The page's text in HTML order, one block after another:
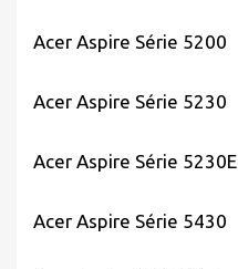
Acer Aspire Série 5200
Acer Aspire Série 5230
Acer Aspire Série 5230E
Acer Aspire Série 5430